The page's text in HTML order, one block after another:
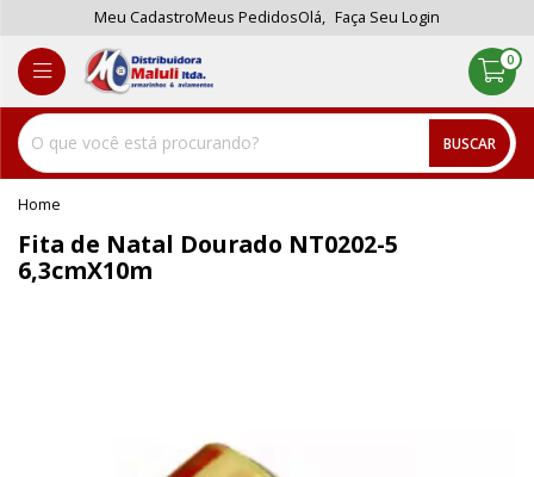
Meu CadastroMeus PedidosOlá, Faça Seu Login
BUSCAR
0
home
Fita de Natal Dourado NT0202-5
6,3cmX10m